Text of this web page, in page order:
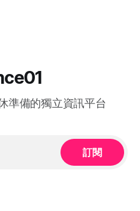
因（在職培訓津貼），以抵銷
準備的獨立資訊平台
訂閱